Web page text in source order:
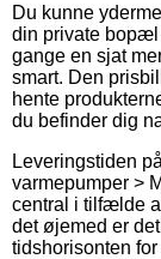
Du kunne
din private bopæl
gange en sjat
smart. Den
hente
du befinder dig
Leveringstiden
varmepumper >
central i tilfælde
det øjemed er
tidshorisonten